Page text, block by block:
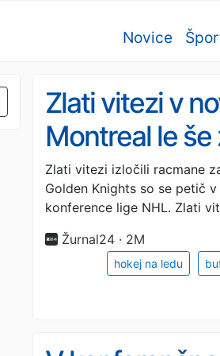
Novice
Zlati vitezi v
Montreal le
Zlati vitezi izločili racmane
Golden Knights so se petič
konference lige NHL. Zlati
Žurnal24 · 2M
hokej na ledu